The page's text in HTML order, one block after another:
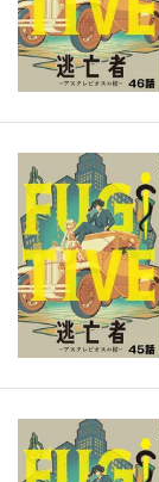
ポイント
ポイント